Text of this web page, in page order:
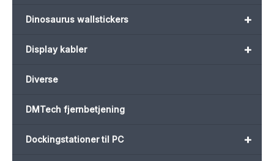
+
Dinosaurus wallstickers
+
Display kabler
Diverse
DMTech fjernbetjening
+
Dockingstationer til PC